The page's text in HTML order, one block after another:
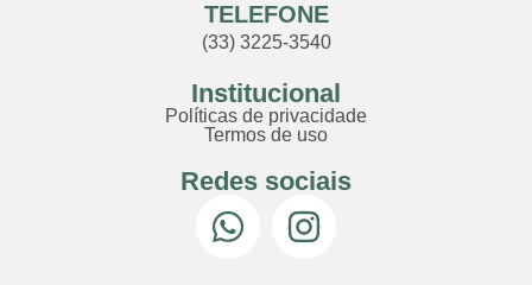
TELEFONE
(33) 3225-3540
Institucional
Políticas de privacidade
Termos de uso
Redes sociais